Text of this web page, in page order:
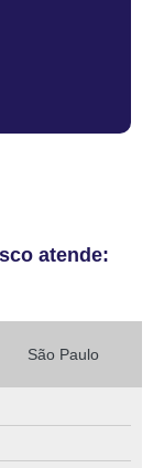
atende:
São Paulo